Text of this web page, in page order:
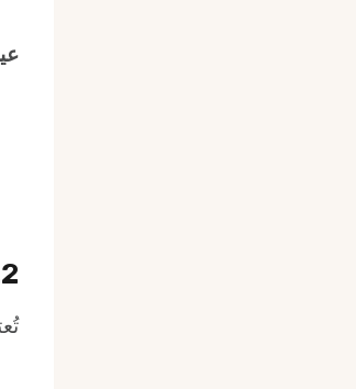
2. السواتر القماشية